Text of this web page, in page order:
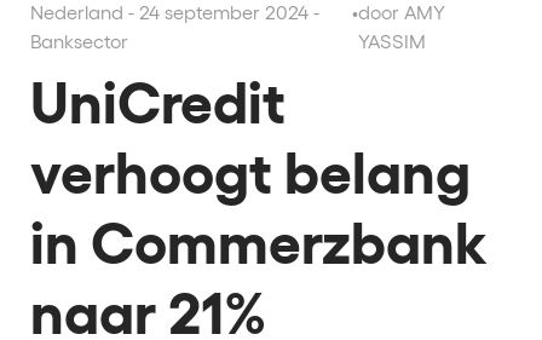
Nederland - 24 september 2024 -
Banksector
•door AMY
YASSIM
UniCredit
verhoogt belang
in Commerzbank
naar 21%